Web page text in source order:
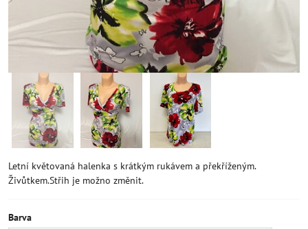
Letní květovaná halenka s krátkým rukávem a překříženým.
Živůtkem.Střih je možno změnit.
Barva